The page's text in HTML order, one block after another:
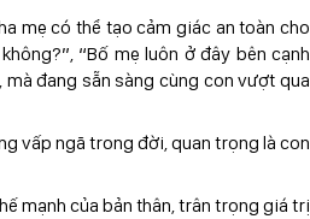
mẹ có thể tạo cảm giác an toàn cho
“Bố mẹ luôn ở đây bên cạnh
đang sẵn sàng cùng con vượt qua
vấp ngã trong đời, quan trọng là con
mạnh của bản thân, trân trọng giá trị